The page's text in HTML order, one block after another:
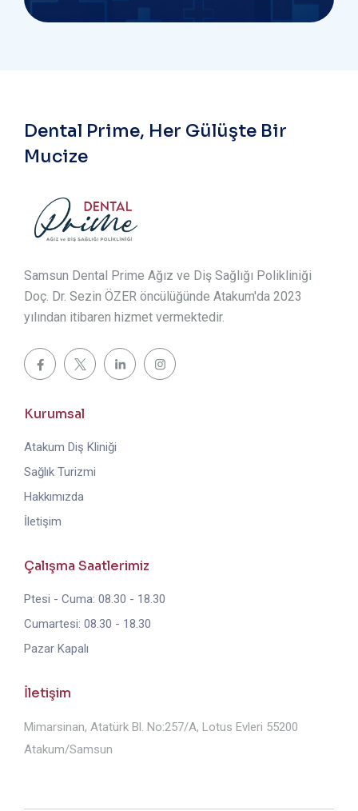
Dental Prime, Her Gülüşte Bir
Mucize
Samsun Dental Prime Ağız ve Diş Sağlığı Polikliniği
Doç. Dr. Sezin ÖZER öncülüğünde Atakum'da 2023
yılından itibaren hizmet vermektedir.
Kurumsal
Atakum Diş Kliniği
Sağlık Turizmi
Hakkımızda
İletişim
Çalışma Saatlerimiz
Ptesi - Cuma: 08.30 - 18.30
Cumartesi: 08.30 - 18.30
Pazar Kapalı
İletişim
Mimarsinan, Atatürk Bl. No:257/A, Lotus Evleri 55200
Atakum/Samsun